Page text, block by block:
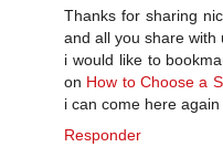
Thanks for sharing
and all you share with
i would like to
on How to Choose a
i can come here
Responder